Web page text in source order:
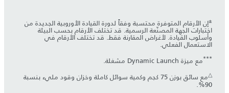
±إن الأرقام المتوفرة محتسبة وفقاً لدورة القيادة الأوروبية الجديدة من
اختبارات الجهة المصنّعة الرسمية. قد تختلف الأرقام بحسب البيئة
وأسلوب القيادة. لأغراض المقارنة فقط. قد تختلف الأرقام في
الاستعمال الفعلي.
***مع ميزة Dynamic Launch مشغلة.
△ مع سائق بوزن 75 كجم وكمية سوائل كاملة وخزان وقود مليء بنسبة
90%.